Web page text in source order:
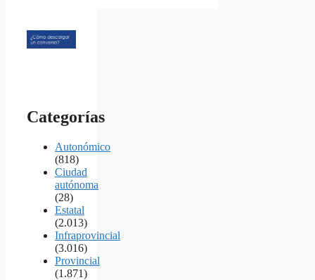
Categorías
Autonómico
(818)
Ciudad
autónoma
(28)
Estatal
(2.013)
Infraprovincial
(3.016)
Provincial
(1.871)